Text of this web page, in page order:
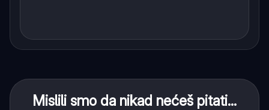
Mislili smo da nikad nećeš pitati...